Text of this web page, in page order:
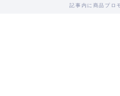
記事内に商品プロ